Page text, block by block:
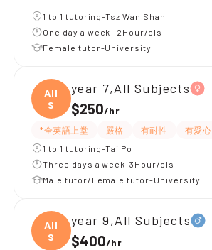
1 to 1 tutoring-Tsz Wan Shan
One day a week -2Hour/cls
Female tutor-University
All
S
year 7,All Subjects
$250/hr
*全英語上堂 嚴格 有耐性 有愛心
1 to 1 tutoring-Tai Po
Three days a week-3Hour/cls
Male tutor/Female tutor-University
All
S
year 9,All Subjects
$400/hr